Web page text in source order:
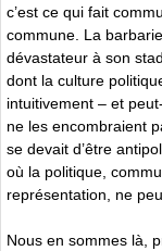
c’est ce qui fait
commune. La
dévastateur à son
dont la culture
intuitivement – et
ne les encombraient
se devait d’être
où la politique,
représentation, ne
Nous en sommes là,